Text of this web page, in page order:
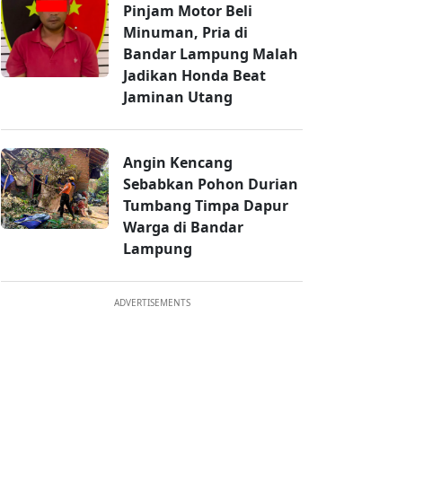
Pinjam Motor Beli
Minuman, Pria di
Bandar Lampung Malah
Jadikan Honda Beat
Jaminan Utang
Angin Kencang
Sebabkan Pohon Durian
Tumbang Timpa Dapur
Warga di Bandar
Lampung
ADVERTISEMENTS